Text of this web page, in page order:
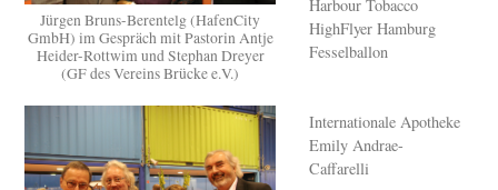
Jürgen Bruns-Berentelg (HafenCity
GmbH) im Gespräch mit Pastorin Antje
Heider-Rottwim und Stephan Dreyer
(GF des Vereins Brücke e.V.)
Harbour Tobacco
HighFlyer Hamburg
Fesselballon
Internationale Apotheke
Emily Andrae-
Caffarelli